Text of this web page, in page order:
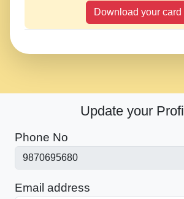
Download your card
Update your
Phone No
Email address